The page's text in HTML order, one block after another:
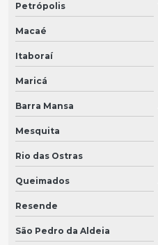
Petrópolis
Macaé
Itaboraí
Maricá
Barra Mansa
Mesquita
Rio das Ostras
Queimados
Resende
São Pedro da Aldeia